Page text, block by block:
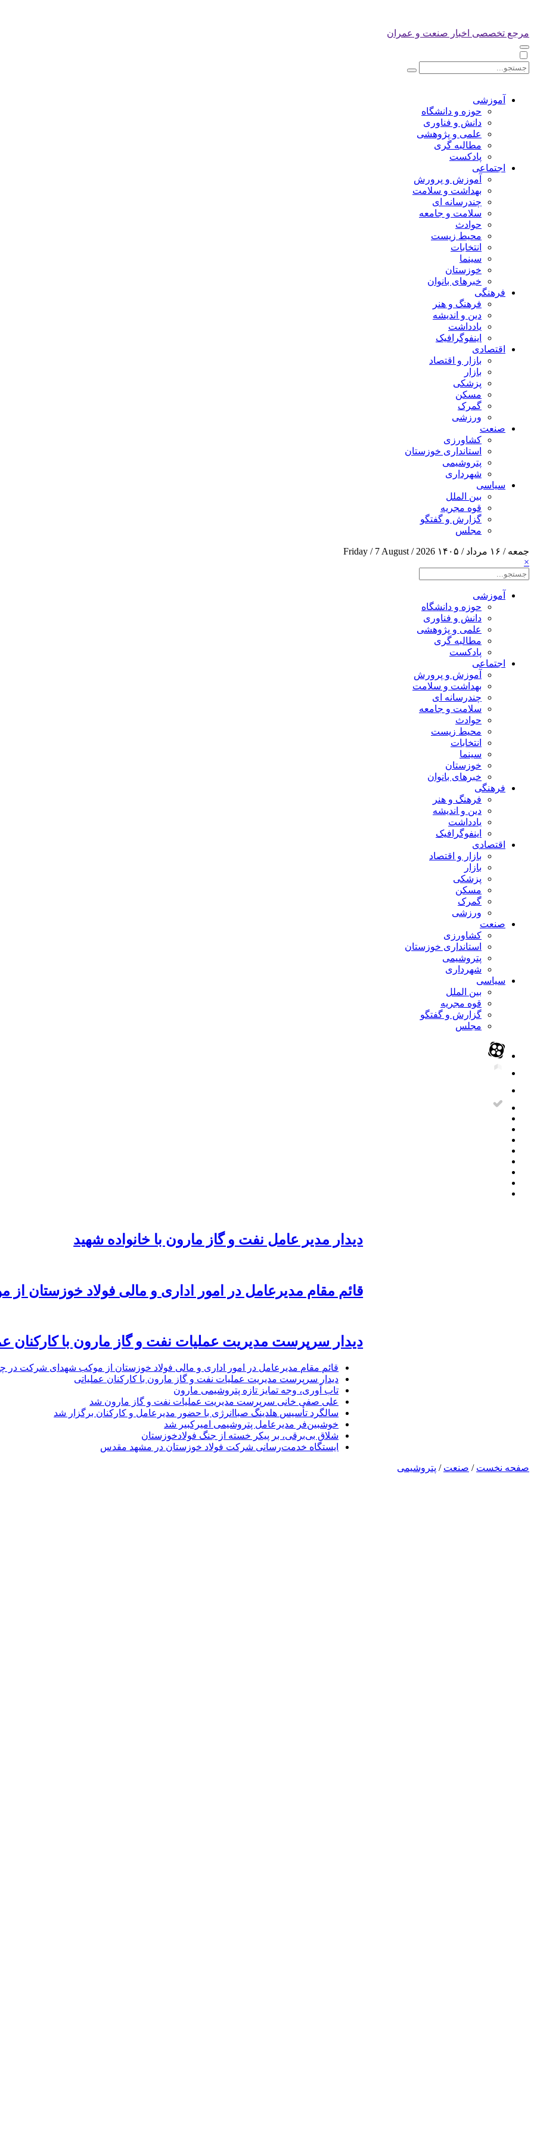
مرجع تخصصی اخبار صنعت و عمران
آموزشی
حوزه و دانشگاه
دانش و فناوری
علمی و پژوهشی
مطالبه گری
پادکست
اجتماعی
آموزش و پرورش
بهداشت و سلامت
چندرسانه ای
سلامت و جامعه
حوادث
محیط زیست
انتخابات
سینما
خوزستان
خبرهای بانوان
فرهنگی
فرهنگ و هنر
دین و اندیشه
یادداشت
اینفوگرافیک
اقتصادی
بازار و اقتصاد
بازار
پزشکی
مسکن
گمرک
ورزشی
صنعت
کشاورزی
استانداری خوزستان
پتروشیمی
شهرداری
سیاسی
بین الملل
قوه مجریه
گزارش و گفتگو
مجلس
جمعه / ۱۶ مرداد / ۱۴۰۵
Friday / 7 August / 2026
×
آموزشی
حوزه و دانشگاه
دانش و فناوری
علمی و پژوهشی
مطالبه گری
پادکست
اجتماعی
آموزش و پرورش
بهداشت و سلامت
چندرسانه ای
سلامت و جامعه
حوادث
محیط زیست
انتخابات
سینما
خوزستان
خبرهای بانوان
فرهنگی
فرهنگ و هنر
دین و اندیشه
یادداشت
اینفوگرافیک
اقتصادی
بازار و اقتصاد
بازار
پزشکی
مسکن
گمرک
ورزشی
صنعت
کشاورزی
استانداری خوزستان
پتروشیمی
شهرداری
سیاسی
بین الملل
قوه مجریه
گزارش و گفتگو
مجلس
دیدار مدیر عامل نفت و گاز مارون با خانواده شهید
قائم مقام مدیرعامل در امور اداری و مالی فولاد خوزستان
دیدار سرپرست مدیریت عملیات نفت و گاز مارون با کارکنان
قائم مقام مدیرعامل در امور اداری و مالی فولاد خوزستان از موکب شهدای شرکت در
دیدار سرپرست مدیریت عملیات نفت و گاز مارون با کارکنان عملیاتی
تاب آوری، وجه تمایز تازه پتروشیمی مارون
علی صفی خانی سرپرست مدیریت عملیات نفت و گاز مارون شد
سالگرد تأسیس هلدینگ صباانرژی با حضور مدیرعامل و کارکنان برگزار شد
خوشبین‌فر مدیرعامل پتروشیمی امیرکبیر شد
شلاق‌ بی‌برقی، بر پیکر خسته‌ از جنگ فولادخوزستان
ایستگاه خدمت‌رسانی شرکت فولاد خوزستان در مشهد مقدس
صفحه نخست / صنعت / پتروشیمی